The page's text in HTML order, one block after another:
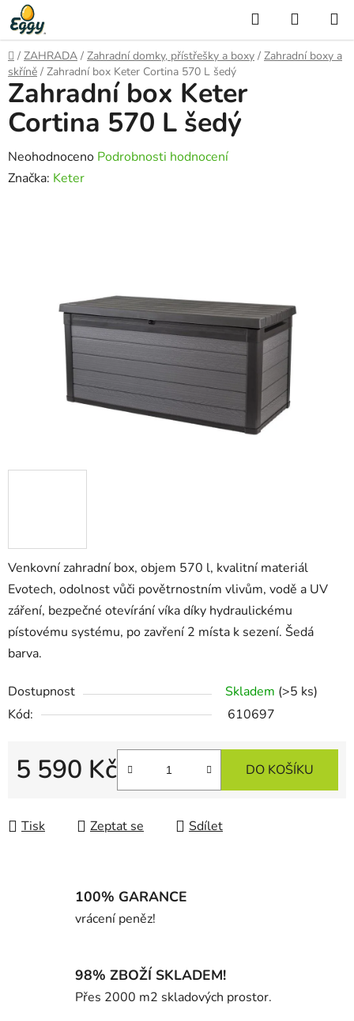
Přejít
na
obsah
Hledat
KOŠÍK
Domů
/ ZAHRADA / Zahradní domky, přístřešky a boxy / Zahradní boxy a
skříně / Zahradní box Keter Cortina 570 L šedý
Venkovní zahradní box, objem 570 l, kvalitní materiál
Evotech, odolnost vůči povětrnostním vlivům, vodě a UV
záření, bezpečné otevírání víka díky hydraulickému
pístovému systému, po zavření 2 místa k sezení. Šedá
barva.
Dostupnost Skladem (>5 ks)
Kód:
610697
5 590 Kč DO KOŠÍKU
Tisk Zeptat se Sdílet
Zahradní box Keter
Cortina 570 L šedý
Průměrné
hodnocení
hvězdiček.
Neohodnoceno Podrobnosti hodnocení
Značka: Keter
100% GARANCE
vrácení peněz!
98% ZBOŽÍ SKLADEM!
Přes 2000 m2 skladových prostor.